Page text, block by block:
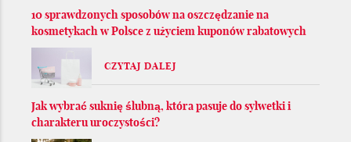
10 sprawdzonych sposobów na oszczędzanie na
kosmetykach w Polsce z użyciem kuponów rabatowych
CZYTAJ DALEJ
Jak wybrać suknię ślubną, która pasuje do sylwetki i
charakteru uroczystości?